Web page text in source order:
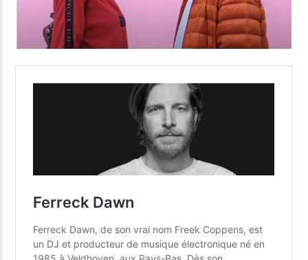
Yellow Riviera